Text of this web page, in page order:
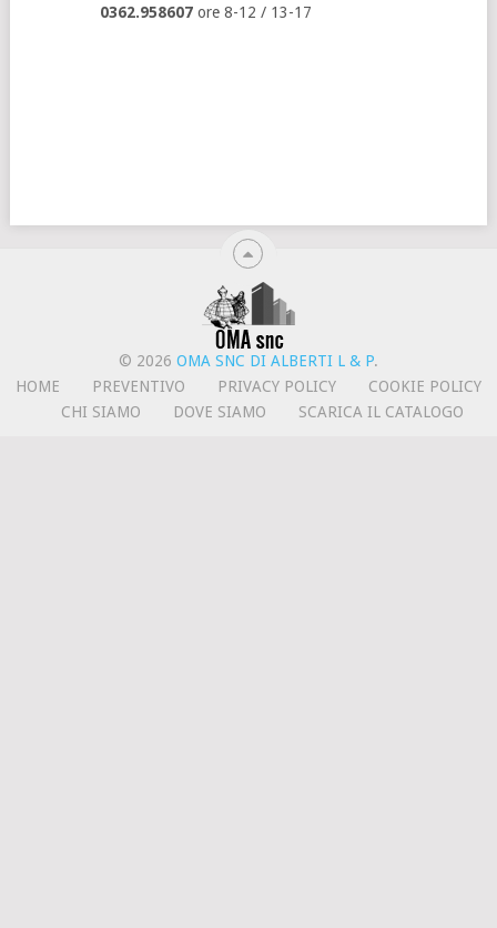
0362.958607ore 8-12 / 13-17
© 2026 OMA SNC DI ALBERTI L & P.
HOME
PREVENTIVO PRIVACY POLICY
COOKIE POLICY
CHI SIAMO
DOVE SIAMO SCARICA IL CATALOGO